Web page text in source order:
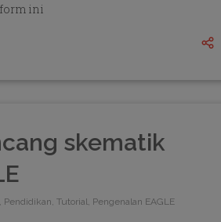
ini
skematik
Tutorial, Pengenalan EAGLE